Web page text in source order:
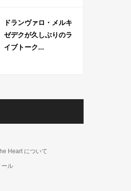
ドランヴァロ・メルキ
ゼデクが久しぶりのラ
イブトーク...
Heart について
ール